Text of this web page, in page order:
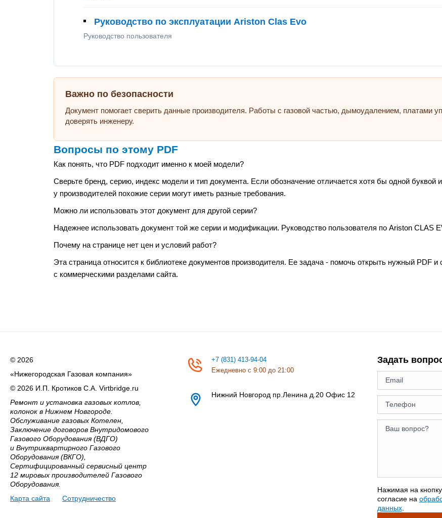
Руководство по эксплуатации Ariston Clas Evo
Руководство пользователя
Важно по безопасности
Документ помогает сверить данные производителя. Работы с газовой частью, дымоудалением, платами
доверять инженеру.
Вопросы по этому PDF
Как понять, что PDF подходит именно к моей модели?
Сверьте бренд, серию, индекс модели и тип документа. Если обозначение отличается хотя бы одной буквой
у производителей похожие серии могут иметь разные требования.
Можно ли использовать этот документ для другой серии?
Надежнее использовать документ той же серии и модификации. Руководство пользователя по Ariston CLAS
Почему на странице нет цен и условий работ?
Эта страница относится к библиотеке документов производителя. Ее задача - помочь открыть нужный PDF
с коммерческими разделами сайта.
© 2026
«Нижегородская Газовая компания»
© 2026 И.П. Кротиков С.А. Virtbridge.ru
Ремонт и установка газовых котлов,
колонок в Нижнем Новгороде.
Обслуживание газовых Котелен,
Заключение договоров Внутридомового
Газового Оборудования (ВДГО)
и Внутриквартирного Газового
Оборудования (ВКГО),
Сертифицированный сервисный центр
12 мировых производителей Газового
Оборудования.
Карта сайта
Сотрудничество
+7 (831) 413-94-04
Ежедневно с 9:00 до 21:00
Нижний Новгород пр.Ленина д.20 Офис 12
Задать
Нажимая на
согласие на
данных.